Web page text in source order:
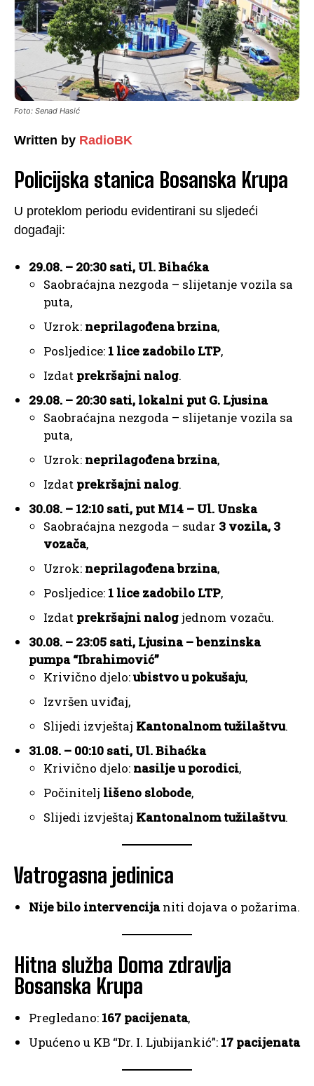
Foto: Senad Hasić
Written by RadioBK
Policijska stanica Bosanska Krupa
U proteklom periodu evidentirani su sljedeći
događaji:
29.08. – 20:30 sati, Ul. Bihaćka
Saobraćajna nezgoda – slijetanje vozila sa
puta,
Uzrok: neprilagođena brzina,
Posljedice: 1 lice zadobilo LTP,
Izdat prekršajni nalog.
29.08. – 20:30 sati, lokalni put G. Ljusina
Saobraćajna nezgoda – slijetanje vozila sa
puta,
Uzrok: neprilagođena brzina,
Izdat prekršajni nalog.
30.08. – 12:10 sati, put M14 – Ul. Unska
Saobraćajna nezgoda – sudar 3 vozila, 3
vozača,
Uzrok: neprilagođena brzina,
Posljedice: 1 lice zadobilo LTP,
Izdat prekršajni nalogjednom vozaču.
30.08. – 23:05 sati, Ljusina – benzinska
pumpa “Ibrahimović”
Krivično djelo:ubistvo u pokušaju,
Izvršen uviđaj,
Slijedi izvještaj Kantonalnom tužilaštvu.
31.08. – 00:10 sati, Ul. Bihaćka
Krivično djelo: nasilje u porodici,
Počinitelj lišeno slobode,
Slijedi izvještaj Kantonalnom tužilaštvu.
Vatrogasna jedinica
Nije bilo intervencijaniti dojava o požarima.
Hitna služba Doma zdravlja
Bosanska Krupa
Pregledano: 167 pacijenata,
Upućeno u KB “Dr. I. Ljubijankić”: 17 pacijenata